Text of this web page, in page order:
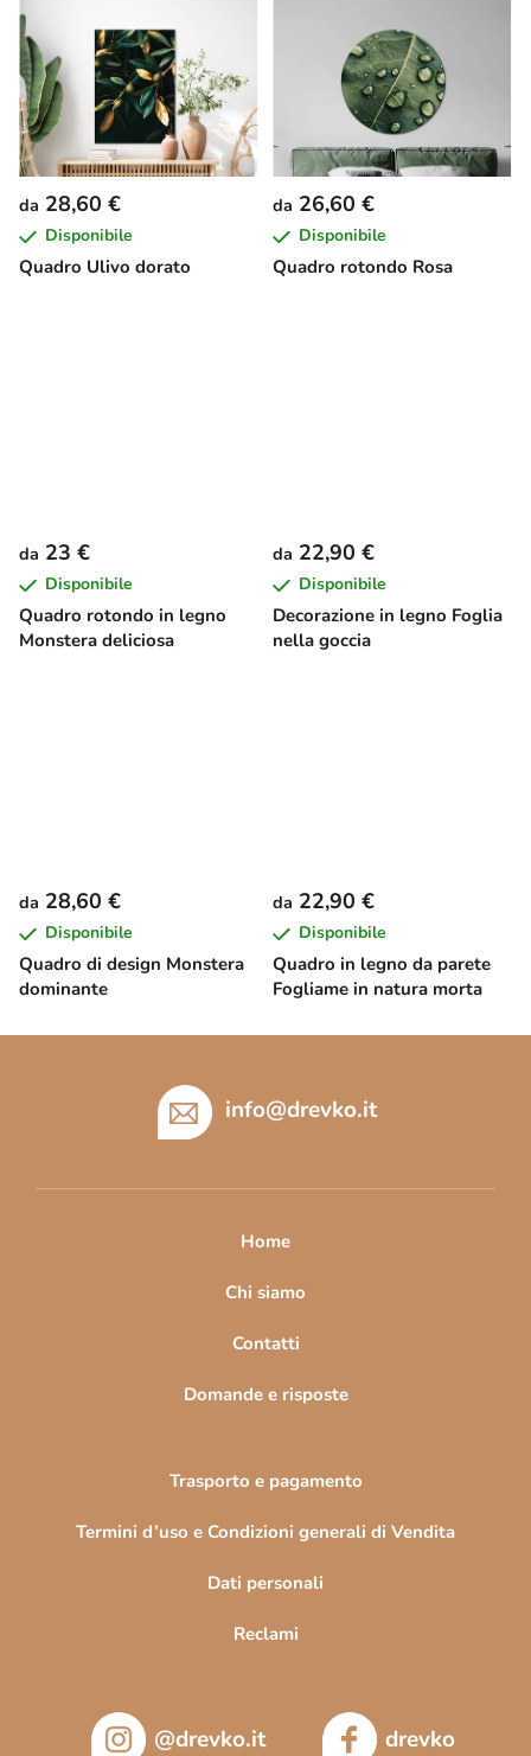
Quadro Ulivo dorato
da 28,60 €
Disponibile
Quadro rotondo Rosa
da 26,60 €
Disponibile
Quadro rotondo in legno
Monstera deliciosa
da 23 €
Disponibile
Decorazione in legno Foglia
nella goccia
da 22,90 €
Disponibile
Quadro di design Monstera
dominante
da 28,60 €
Disponibile
Quadro in legno da parete
Fogliame in natura morta
da 22,90 €
Disponibile
info@drevko.it
Home
Chi siamo
Contatti
Domande e risposte
Trasporto e pagamento
Termini d’uso e Condizioni generali di Vendita
Dati personali
Reclami
@drevko.it drevko